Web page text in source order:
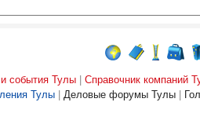
события Тулы
Справочник компаний
Тулы Деловые форумы Тулы